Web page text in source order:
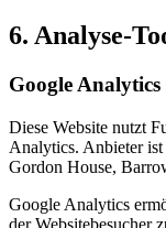
6. Analyse-
Google Analytics
Diese Website nutzt
Analytics. Anbieter
Gordon House,
Google Analytics
der Websitebesucher